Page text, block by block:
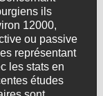
ils
12000,
ou passive
représentant
les stats en
études